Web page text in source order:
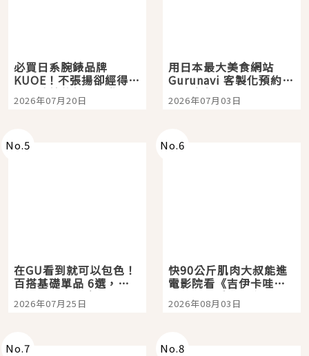
必買日系腕錶品牌
KUOE！不張揚卻經得起
時間洗鍊的經典之作五
選
2026年07月20日
用日本最大美食網站
Gurunavi 客製化預約九
大都市餐廳，打造專屬
美食體驗！
2026年07月03日
No.5
在GU看到就可以包色！
百搭基礎單品 6選，閉
眼全收也不心疼
2026年07月25日
No.6
快90公斤肌肉大叔能進
電影院看《吉伊卡哇》
嗎？日本重金屬樂團
「打首」會長與nagano
2026年08月03日
No.7 No.8